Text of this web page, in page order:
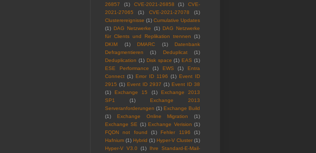
26857
(1) CVE-2021-26858 (1)
CVE-
2021-27065
(1) CVE-2021-27078
(1)
Clusterereignisse (1) Cumulative Updates
(1) DAG Netzwerke (1) DAG Netzwerke
für Clients und Replikation trennen
(1)
DKIM
(1) DMARC (1)
Datenbank
Defragmentieren
(1) Deduplicat
(1)
Deduplication (1) Disk space (1) EAS (1)
ESE Performance
(1) EWS (1)
Entra
Connect (1) Error ID 1196 (1) Event ID
2915 (1) Event ID 2937 (1) Event ID 38
(1)
Exchange 15 (1)
Exchange 2013
SP1
(1)
Exchange 2013
Serveranforderungen (1) Exchange Build
(1)
Exchange Online Migration
(1)
Exchange SE (1) Exchange Verision (1)
FQDN not found
(1) Fehler 1196
(1)
Hafnium (1) Hybrid (1) Hyper-V Cluster (1)
Hyper-V V3.0
(1)
Ihre Standard-E-Mail-